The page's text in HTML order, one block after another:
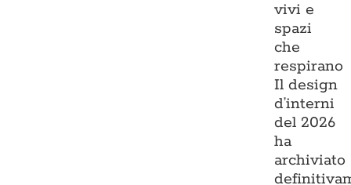
vivi e
spazi
che
respirano
Il design
d’interni
del 2026
ha
archiviato